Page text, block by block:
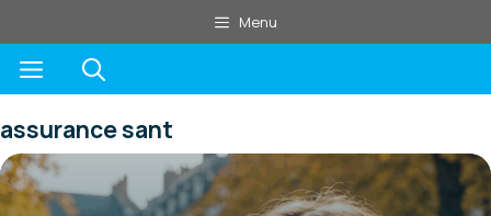
au
contenu
Menu
Menu
assurance sant